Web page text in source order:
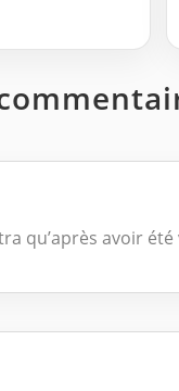
qu’après avoir